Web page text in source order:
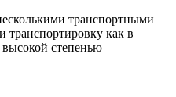
транспортными
как в
высокой степенью